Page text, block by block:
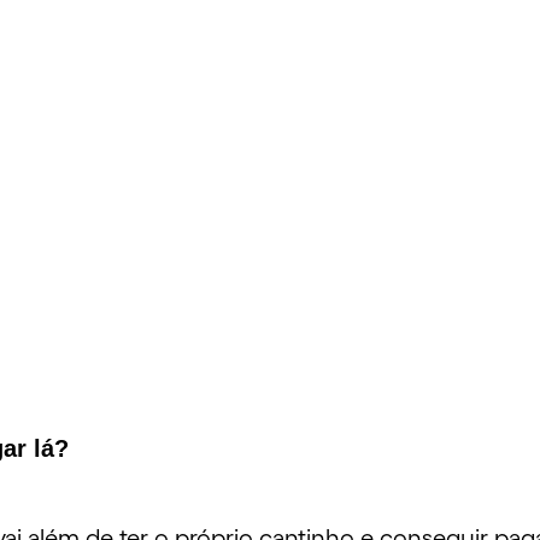
lá?